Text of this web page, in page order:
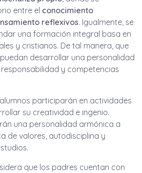
entre el conocimiento
reflexivos. Igualmente, se
una formación integral basa en
y cristianos. De tal manera, que
desarrollar una personalidad
y competencias
participarán en actividades
su creatividad e ingenio.
una personalidad armónica a
de valores, autodisciplina y
que los padres cuentan con